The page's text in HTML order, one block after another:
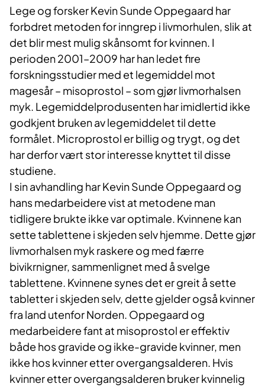
Lege og forsker Kevin Sunde Oppegaard har
forbdret metoden for inngrep i livmorhulen, slik at
det blir mest mulig skånsomt for kvinnen. I
perioden 2001–2009 har han ledet fire
forskningsstudier med et legemiddel mot
magesår – misoprostol – som gjør livmorhalsen
myk. Legemiddelprodusenten har imidlertid ikke
godkjent bruken av legemiddelet til dette
formålet. Microprostol er billig og trygt, og det
har derfor vært stor interesse knyttet til disse
studiene.
I sin avhandling har Kevin Sunde Oppegaard og
hans medarbeidere vist at metodene man
tidligere brukte ikke var optimale. Kvinnene kan
sette tablettene i skjeden selv hjemme. Dette gjør
livmorhalsen myk raskere og med færre
bivikrnigner, sammenlignet med å svelge
tablettene. Kvinnene synes det er greit å sette
tabletter i skjeden selv, dette gjelder også kvinner
fra land utenfor Norden. Oppegaard og
medarbeidere fant at misoprostol er effektiv
både hos gravide og ikke-gravide kvinner, men
ikke hos kvinner etter overgangsalderen. Hvis
kvinner etter overgangsalderen bruker kvinnelig